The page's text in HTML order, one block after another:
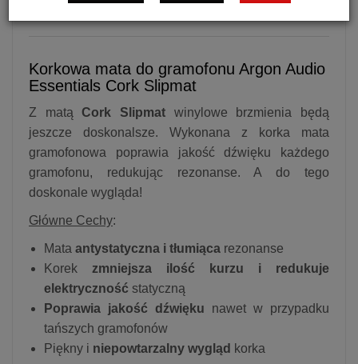
Korkowa mata do gramofonu Argon Audio Cork Mat
Korkowa mata do gramofonu Argon Audio
Essentials Cork Slipmat
Z matąCork Slipmat winylowe brzmienia będą
jeszcze doskonalsze. Wykonana z korka mata
gramofonowa poprawia jakość dźwięku każdego
gramofonu, redukując rezonanse. A do tego
doskonale wygląda!
Główne Cechy:
Mata antystatyczna i tłumiąca rezonanse
Korek zmniejsza ilość kurzu i redukuje
elektryczność statyczną
Poprawia jakość dźwięku nawet w przypadku
tańszych gramofonów
Piękny i niepowtarzalny wygląd korka